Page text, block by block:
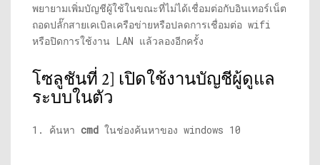
พยายามเพิ่มบัญชีผู้ใช้ในขณะที่ไม่ได้เชื่อมต่อกับอินเทอร์เน็ต
ถอดปลั๊กสายเคเบิลเครือข่ายหรือปลดการเชื่อมต่อ wifi
หรือปิดการใช้งาน LAN แล้วลองอีกครั้ง
โซลูชันที่ 2] เปิดใช้งานบัญชีผู้ดูแล
ระบบในตัว
1. ค้นหา cmd ในช่องค้นหาของ windows 10